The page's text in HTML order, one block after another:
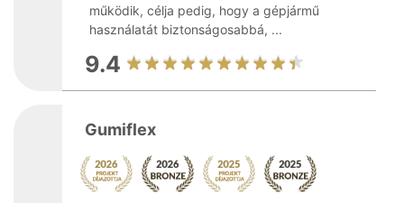
működik, célja pedig, hogy a gépjármű
használatát biztonságosabbá, ...
9.4
Gumiflex